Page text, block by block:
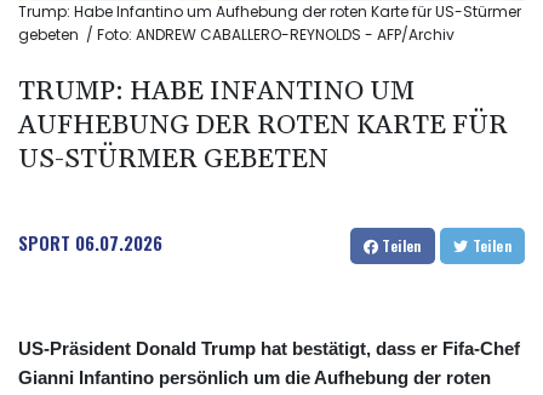
Trump: Habe Infantino um Aufhebung der roten Karte für US-Stürmer
gebeten / Foto: ANDREW CABALLERO-REYNOLDS - AFP/Archiv
TRUMP: HABE INFANTINO UM
AUFHEBUNG DER ROTEN KARTE FÜR
US-STÜRMER GEBETEN
SPORT 06.07.2026 Teilen Teilen
US-Präsident Donald Trump hat bestätigt, dass er Fifa-Chef
Gianni Infantino persönlich um die Aufhebung der roten